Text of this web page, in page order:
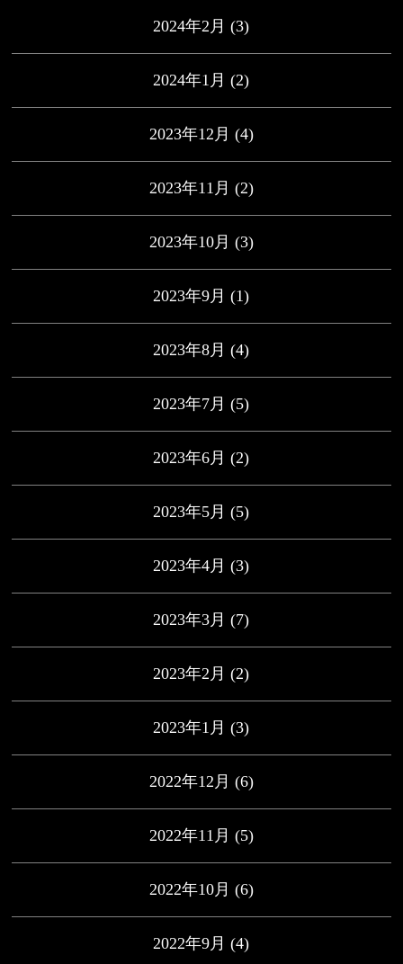
2024年2月 (3)
2024年1月 (2)
2023年12月 (4)
2023年11月 (2)
2023年10月 (3)
2023年9月 (1)
2023年8月 (4)
2023年7月 (5)
2023年6月 (2)
2023年5月 (5)
2023年4月 (3)
2023年3月 (7)
2023年2月 (2)
2023年1月 (3)
2022年12月 (6)
2022年11月 (5)
2022年10月 (6)
2022年9月 (4)